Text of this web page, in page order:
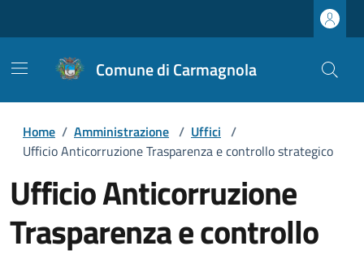
Comune di Carmagnola
Home / Amministrazione / Uffici /
Ufficio Anticorruzione Trasparenza e controllo strategico
Ufficio Anticorruzione
Trasparenza e controllo